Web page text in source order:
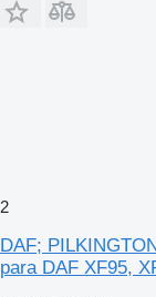
2
DAF;
para DAF XF95,